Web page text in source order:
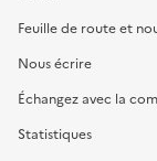
Feuille de route et
Nous écrire
Échangez avec la
Statistiques